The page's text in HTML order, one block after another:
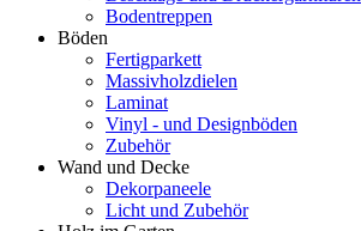
Bodentreppen
Böden
Fertigparkett
Massivholzdielen
Laminat
Vinyl - und Designböden
Zubehör
Wand und Decke
Dekorpaneele
Licht und Zubehör